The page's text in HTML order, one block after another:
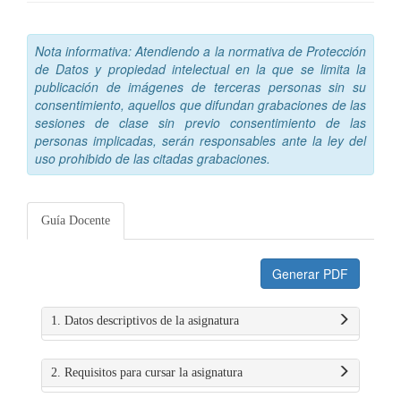
Nota informativa: Atendiendo a la normativa de Protección
de Datos y propiedad intelectual en la que se limita la
publicación de imágenes de terceras personas sin su
consentimiento, aquellos que difundan grabaciones de las
sesiones de clase sin previo consentimiento de las
personas implicadas, serán responsables ante la ley del
uso prohibido de las citadas grabaciones.
Guía Docente
Generar PDF
1. Datos descriptivos de la asignatura
2. Requisitos para cursar la asignatura